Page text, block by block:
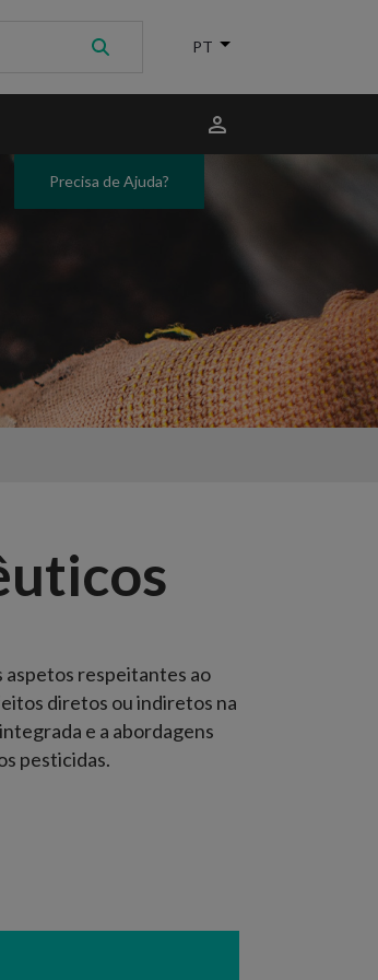
Menu
Precisa de Ajuda?
respeitantes ao
diretos ou indiretos na
e a abordagens
pesticidas.